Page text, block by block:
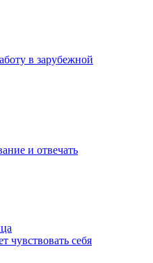
в зарубежной
и отвечать
чувствовать себя